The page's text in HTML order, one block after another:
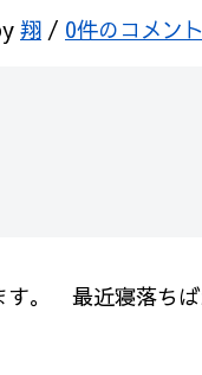
翔 / 0件のコメント
す。 最近寝落ちば